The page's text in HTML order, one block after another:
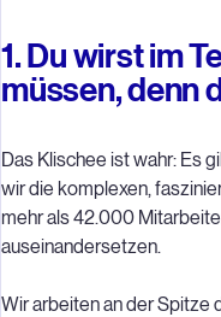
1. Du wirst im
müssen, denn
Das Klischee ist wahr: Es
wir die komplexen,
mehr als 42.000
auseinandersetzen.
Wir arbeiten an der Spitze